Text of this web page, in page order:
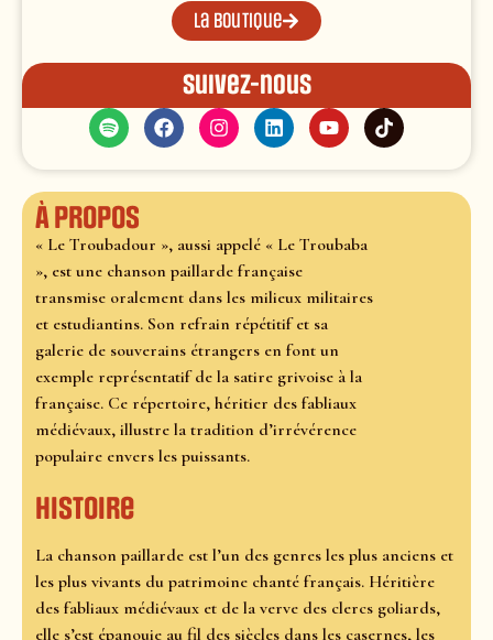
La boutique
Suivez-nous
À propos
« Le Troubadour », aussi appelé « Le Troubaba
», est une chanson paillarde française
transmise oralement dans les milieux militaires
et estudiantins. Son refrain répétitif et sa
galerie de souverains étrangers en font un
exemple représentatif de la satire grivoise à la
française. Ce répertoire, héritier des fabliaux
médiévaux, illustre la tradition d’irrévérence
populaire envers les puissants.
Histoire
La chanson paillarde est l’un des genres les plus anciens et
les plus vivants du patrimoine chanté français. Héritière
des fabliaux médiévaux et de la verve des clercs goliards,
elle s’est épanouie au fil des siècles dans les casernes, les